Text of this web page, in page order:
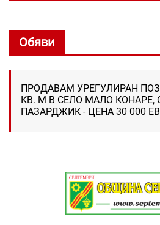
Обяви
ПРОДАВАМ УРЕГУЛИРАН
КВ. М В СЕЛО МАЛО
ПАЗАРДЖИК - ЦЕНА 30 000